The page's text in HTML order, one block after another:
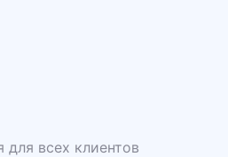
для всех клиентов